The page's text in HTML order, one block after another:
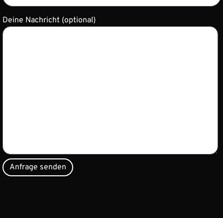
Deine Nachricht (optional)